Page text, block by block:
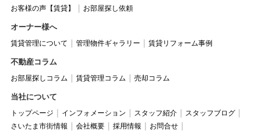
お客様の声【賃貸】
お部屋探し依頼
オーナー様へ
賃貸管理について 管理物件ギャラリー 賃貸リフォーム事例
不動産コラム
お部屋探しコラム 賃貸管理コラム 売却コラム
当社について
トップページ インフォメーション スタッフ紹介
スタッフブログ
さいたま市街情報
会社概要 採用情報
お問合せ